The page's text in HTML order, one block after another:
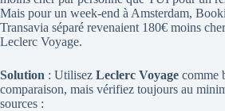
Mais pour un week-end à Amsterdam,
Transavia séparé revenaient 180€ moins
Leclerc Voyage.
Solution : Utilisez Leclerc Voyage comme
comparaison, mais vérifiez toujours au
sources :